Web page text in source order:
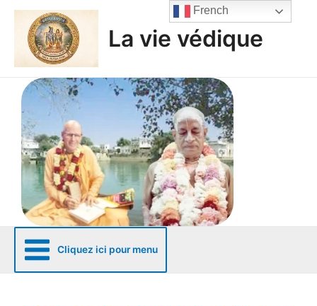
contenu
La vie védique
Cliquez ici pour menu
French